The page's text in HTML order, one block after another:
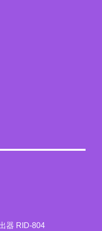
器 RID-804